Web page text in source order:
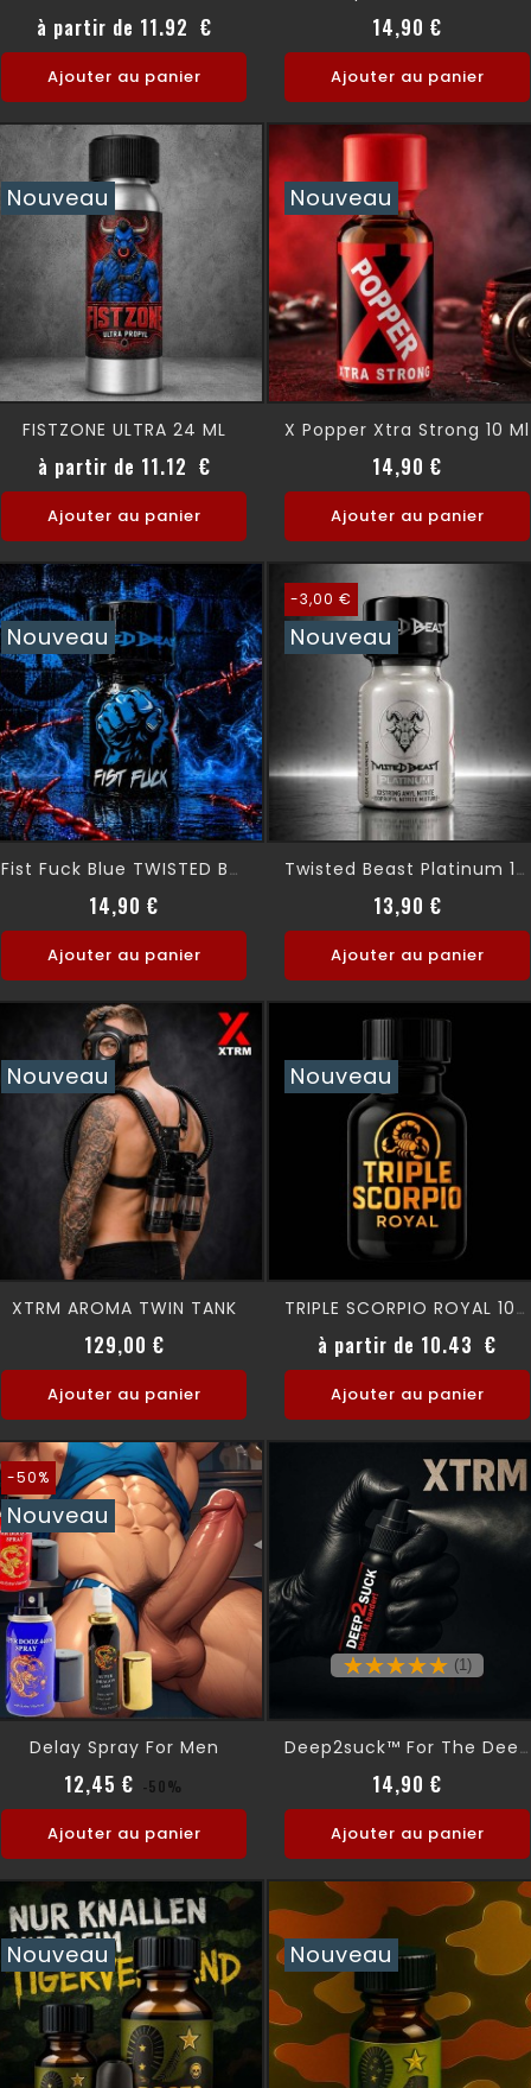
à partir de 11.92 €Prix
Ajouter au panier
14,90 €
Ajouter au panier
Nouveau
FISTZONE ULTRA 24 ML
à partir de 11.12 €Prix
Ajouter au panier
Nouveau
X Popper Xtra Strong 10 Ml
14,90 €
Ajouter au panier
Nouveau
Fist Fuck Blue TWISTED BEAST 10ml
14,90 €
Ajouter au panier
-3,00 €
Nouveau
Twisted Beast Platinum 10ml
13,90 €Prix
Prix
Ajouter au panier
Nouveau
XTRM AROMA TWIN TANK
129,00 €Prix
Ajouter au panier
Nouveau
TRIPLE SCORPIO ROYAL 10 Ml
à partir de 10.43 €
Ajouter au panier
-50%
Nouveau
Delay Spray For Men
12,45 € Prix normal
-50%
Ajouter au panier
(1)
Deep2suck™ For The Deepest Kick
14,90 €
Ajouter au panier
Nouveau Nouveau